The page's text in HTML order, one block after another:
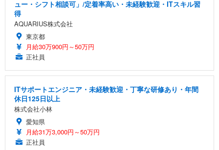
ュー・シフト相談可」/定着率高い・未経験歓迎・ITスキル習
得
AQUARIUS株式会社
東京都
月給30万900円～50万円
正社員
ITサポートエンジニア・未経験歓迎・丁寧な研修あり・年間
休日125日以上
株式会社小林
愛知県
月給31万3,000円～50万円
正社員